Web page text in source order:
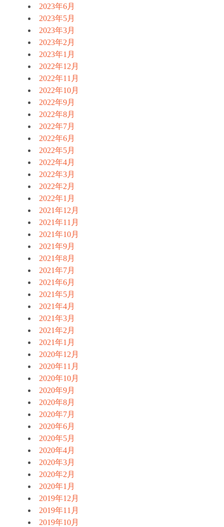
2023年6月
2023年5月
2023年3月
2023年2月
2023年1月
2022年12月
2022年11月
2022年10月
2022年9月
2022年8月
2022年7月
2022年6月
2022年5月
2022年4月
2022年3月
2022年2月
2022年1月
2021年12月
2021年11月
2021年10月
2021年9月
2021年8月
2021年7月
2021年6月
2021年5月
2021年4月
2021年3月
2021年2月
2021年1月
2020年12月
2020年11月
2020年10月
2020年9月
2020年8月
2020年7月
2020年6月
2020年5月
2020年4月
2020年3月
2020年2月
2020年1月
2019年12月
2019年11月
2019年10月